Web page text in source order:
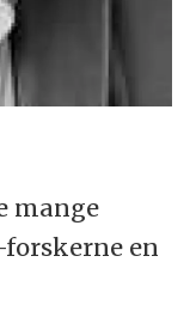
mange
forskerne en